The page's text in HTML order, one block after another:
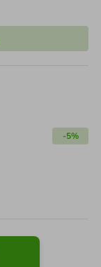
-5%